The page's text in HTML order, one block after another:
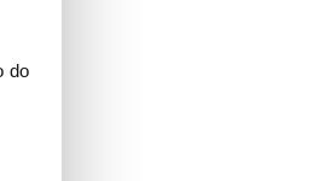
do